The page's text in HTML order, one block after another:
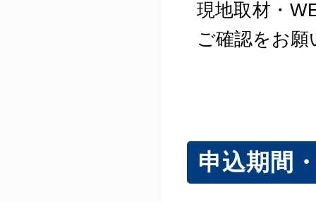
現地取材・
ご確認をお
申込期間